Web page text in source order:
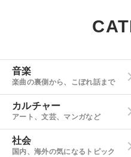
音楽
楽曲の裏側から、こぼれ話まで
カルチャー
アート、文芸、マンガなど
社会
国内、海外の気になるトピック